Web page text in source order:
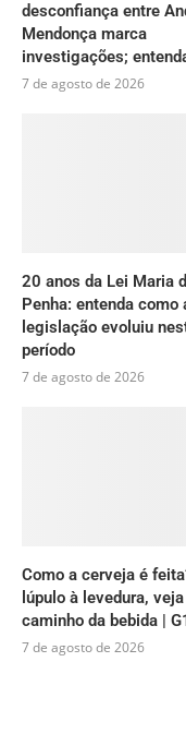
desconfiança entre
Mendonça marca
investigações;
7 de agosto de 2026
20 anos da Lei Maria
Penha: entenda como
legislação evoluiu
período
7 de agosto de 2026
Como a cerveja é
lúpulo à levedura,
caminho da bebida |
7 de agosto de 2026